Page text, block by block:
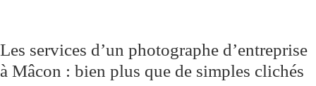
Les services d’un photographe d’entreprise
à Mâcon : bien plus que de simples clichés